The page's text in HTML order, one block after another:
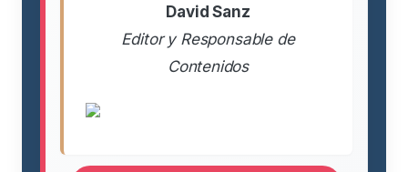
David Sanz
Editor y Responsable de
Contenidos